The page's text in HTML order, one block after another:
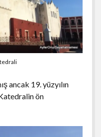
ancak 19. yüzyılın
ön